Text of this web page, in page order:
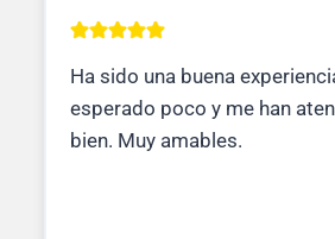
Ha sido una buena
esperado poco y me han
bien. Muy amables.